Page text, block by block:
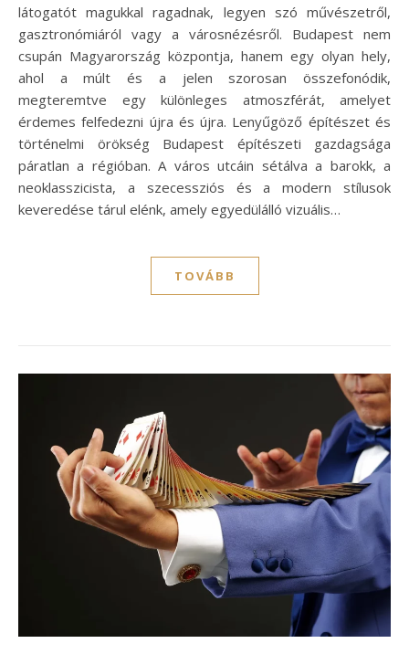
látogatót magukkal ragadnak, legyen szó művészetről,
gasztronómiáról vagy a városnézésről. Budapest nem
csupán Magyarország központja, hanem egy olyan hely,
ahol a múlt és a jelen szorosan összefonódik,
megteremtve egy különleges atmoszférát, amelyet
érdemes felfedezni újra és újra. Lenyűgöző építészet és
történelmi örökség Budapest építészeti gazdagsága
páratlan a régióban. A város utcáin sétálva a barokk, a
neoklasszicista, a szecessziós és a modern stílusok
keveredése tárul elénk, amely egyedülálló vizuális…
TOVÁBB